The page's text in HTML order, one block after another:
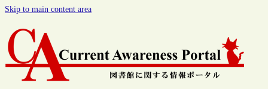
Skip to main content area